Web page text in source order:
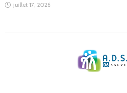
juillet 17, 2026